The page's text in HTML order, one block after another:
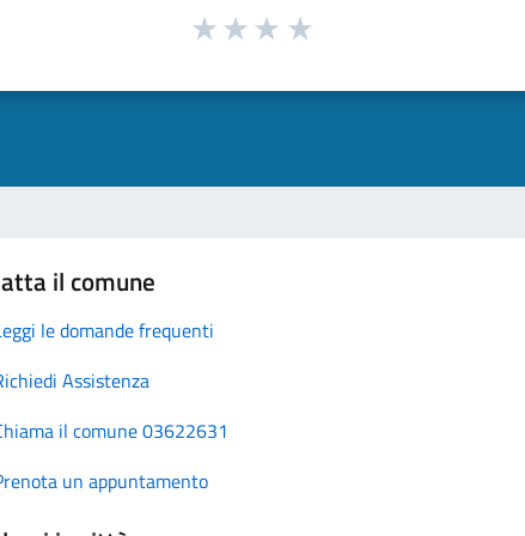
il comune
le domande frequenti
Assistenza
il comune 03622631
un appuntamento